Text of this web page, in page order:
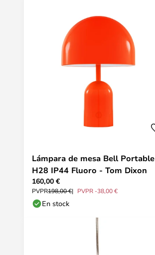
Lámpara de mesa Bell Portable
H28 IP44 Fluoro - Tom Dixon
160,00 €
PVPR198,00 € PVPR -38,00 €
En stock